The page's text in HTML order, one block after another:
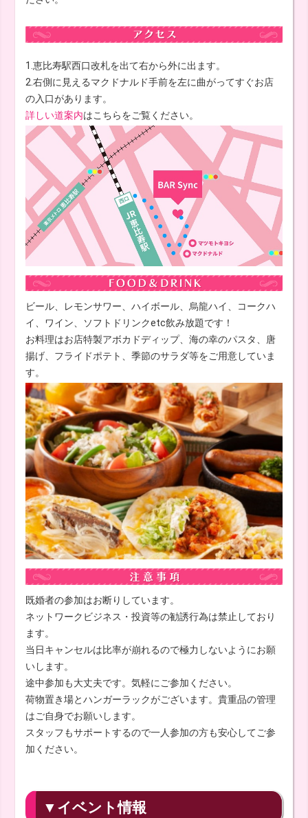
1.恵比寿駅西口改札を出て右から外に出ます。
2.右側に見えるマクドナルド手前を左に曲がってすぐお店
の入口があります。
詳しい道案内はこちらをご覧ください。
ビール、レモンサワー、ハイボール、烏龍ハイ、コークハ
イ、ワイン、ソフトドリンクetc飲み放題です！
お料理はお店特製アボカドディップ、海の幸のパスタ、唐
揚げ、フライドポテト、季節のサラダ等をご用意していま
す。
既婚者の参加はお断りしています。
ネットワークビジネス・投資等の勧誘行為は禁止しており
ます。
当日キャンセルは比率が崩れるので極力しないようにお願
いします。
途中参加も大丈夫です。気軽にご参加ください。
荷物置き場とハンガーラックがございます。貴重品の管理
はご自身でお願いします。
スタッフもサポートするので一人参加の方も安心してご参
加ください。
▼イベント情報